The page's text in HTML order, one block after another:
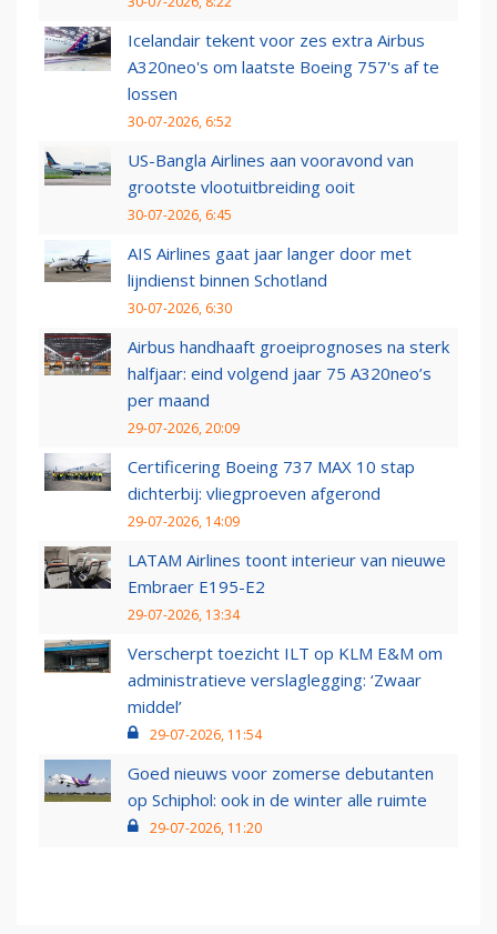
Icelandair tekent voor zes extra Airbus
A320neo's om laatste Boeing 757's af te
lossen
30-07-2026, 6:52
US-Bangla Airlines aan vooravond van
grootste vlootuitbreiding ooit
30-07-2026, 6:45
AIS Airlines gaat jaar langer door met
lijndienst binnen Schotland
30-07-2026, 6:30
Airbus handhaaft groeiprognoses na sterk
halfjaar: eind volgend jaar 75 A320neo’s
per maand
29-07-2026, 20:09
Certificering Boeing 737 MAX 10 stap
dichterbij: vliegproeven afgerond
29-07-2026, 14:09
LATAM Airlines toont interieur van nieuwe
Embraer E195-E2
29-07-2026, 13:34
Verscherpt toezicht ILT op KLM E&M om
administratieve verslaglegging: ‘Zwaar
middel’
29-07-2026, 11:54
Goed nieuws voor zomerse debutanten
op Schiphol: ook in de winter alle ruimte
29-07-2026, 11:20